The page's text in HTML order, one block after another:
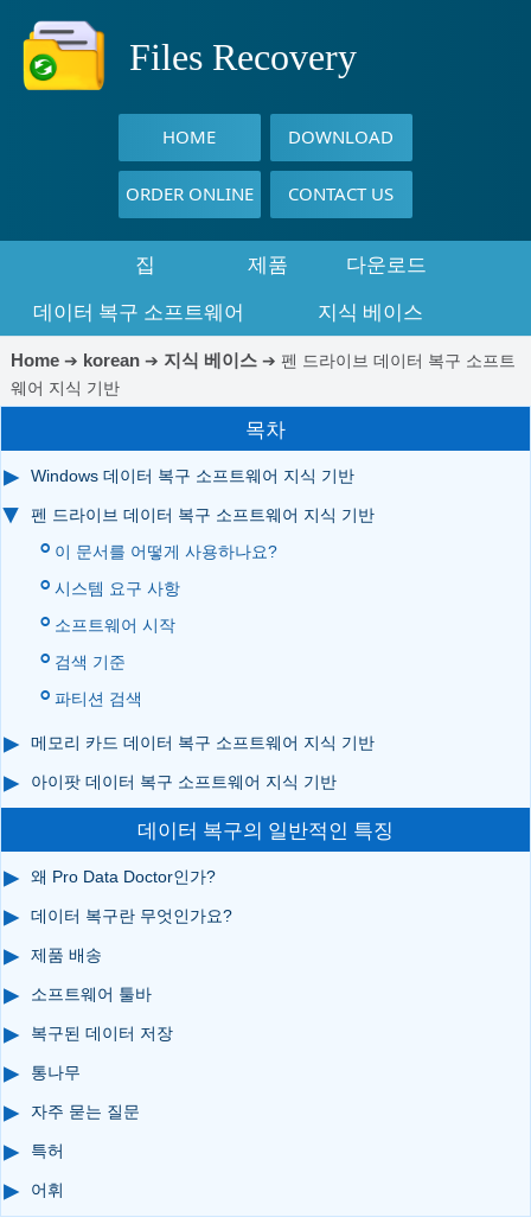
Files Recovery
HOME DOWNLOAD
ORDER ONLINE CONTACT US
집 제품
다운로드
데이터 복구 소프트웨어
지식 베이스
Home➔ korean➔ 지식 베이스➔ 펜 드라이브 데이터 복구 소프트
웨어 지식 기반
목차
Windows 데이터 복구 소프트웨어 지식 기반
펜 드라이브 데이터 복구 소프트웨어 지식 기반
이 문서를 어떻게 사용하나요?
시스템 요구 사항
소프트웨어 시작
검색 기준
파티션 검색
메모리 카드 데이터 복구 소프트웨어 지식 기반
아이팟 데이터 복구 소프트웨어 지식 기반
데이터 복구의 일반적인 특징
왜 Pro Data Doctor인가?
데이터 복구란 무엇인가요?
제품 배송
소프트웨어 툴바
복구된 데이터 저장
통나무
자주 묻는 질문
특허
어휘